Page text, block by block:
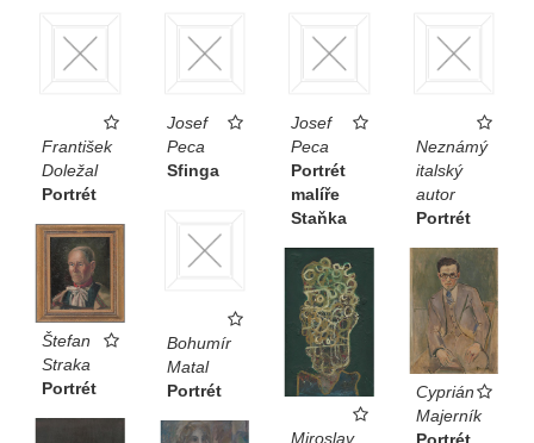
František
Doležal
Portrét
Josef
Peca
Sfinga
Josef
Peca
Portrét
malíře
Staňka
Neznámý
italský
autor
Portrét
Bohumír
Matal
Portrét
Štefan
Straka
Portrét
Miroslav
Cyprián
Majerník